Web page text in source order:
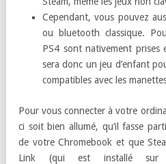
Cependant, vous pouvez
ou bluetooth classique.
PS4 sont nativement prises
sera donc un jeu d’enfant
compatibles avec les
Pour vous connecter à votre
ci soit bien allumé, qu’il fasse
de votre Chromebook et que
Link (qui est installé sur